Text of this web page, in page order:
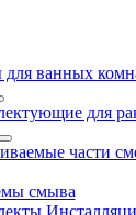
для ванных
для
части
смыва